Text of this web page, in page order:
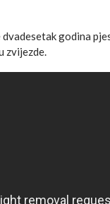
godina
zvijezde.